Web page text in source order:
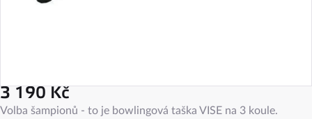
3 190 Kč
Měrná
Volba šampionů - to je bowlingová taška VISE na 3 koule.